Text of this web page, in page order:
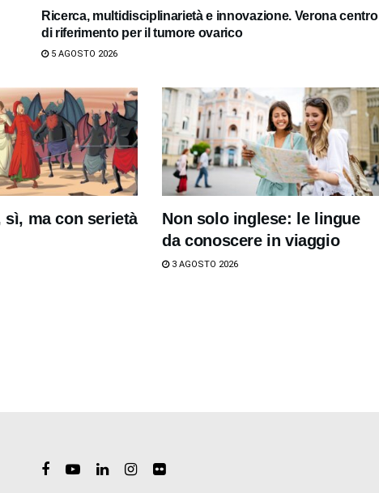
Ricerca, multidisciplinarietà e innovazione. Verona centro
di riferimento per il tumore ovarico
5 AGOSTO 2026
sì, ma con serietà
Non solo inglese: le lingue
da conoscere in viaggio
3 AGOSTO 2026